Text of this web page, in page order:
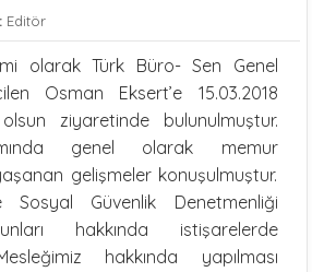
Editör
olarak Türk Büro- Sen Genel
Osman Eksert’e 15.03.2018
ziyaretinde bulunulmuştur.
genel olarak memur
gelişmeler konuşulmuştur.
Güvenlik Denetmenliği
hakkında istişarelerde
hakkında yapılması